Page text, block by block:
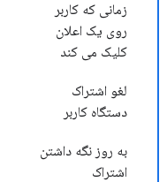
زمانی که کاربر
روی یک اعلان
کلیک می کند
لغو اشتراک
دستگاه کاربر
به روز نگه داشتن
اشتراک